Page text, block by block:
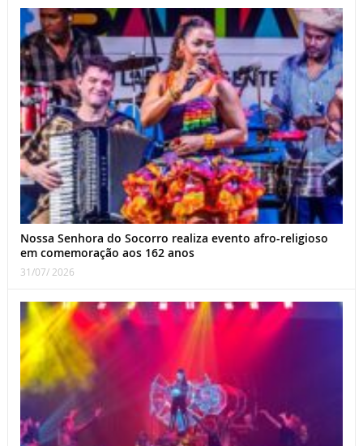
Nossa Senhora do Socorro realiza evento afro-religioso
em comemoração aos 162 anos
31/07/ 2026